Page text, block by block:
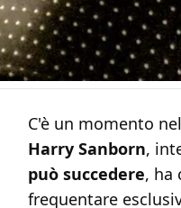
C'è un momento
Harry Sanborn,
può succedere, ha
frequentare